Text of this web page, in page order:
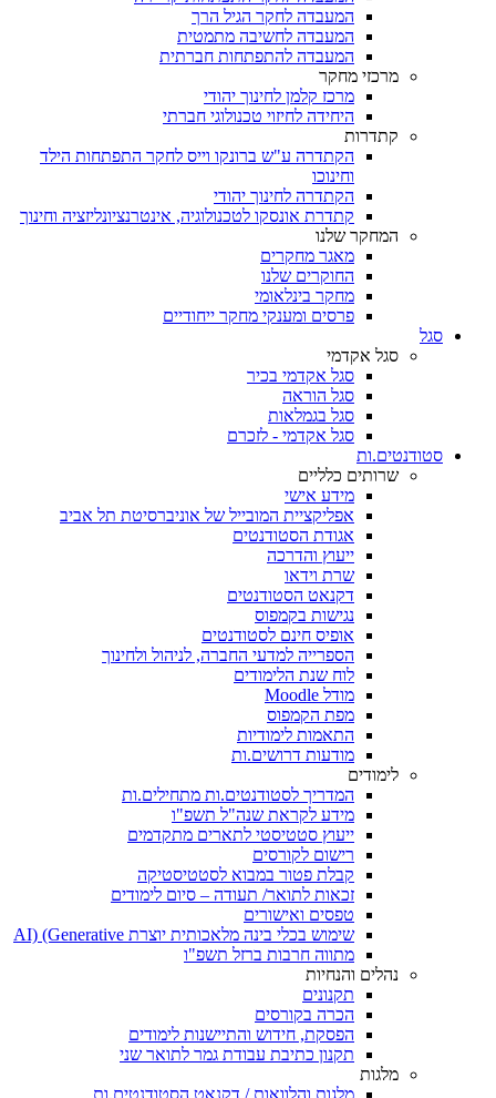
המעבדה לחקר הגיל הרך
המעבדה לחשיבה מתמטית
המעבדה להתפתחות חברתית
מרכזי מחקר
מרכז קלמן לחינוך יהודי
היחידה לחיזוי טכנולוגי חברתי
קתדרות
הקתדרה ע"ש ברונקו וייס לחקר התפתחות הילד
וחינוכו
הקתדרה לחינוך יהודי
קתדרת אונסקו לטכנולוגיה, אינטרנציונליזציה וחינוך
המחקר שלנו
מאגר מחקרים
החוקרים שלנו
מחקר בינלאומי
פרסים ומענקי מחקר ייחודיים
סגל
סגל אקדמי
סגל אקדמי בכיר
סגל הוראה
סגל בגמלאות
סגל אקדמי - לזכרם
סטודנטים.ות
שרותים כלליים
מידע אישי
אפליקציית המובייל של אוניברסיטת תל אביב
אגודת הסטודנטים
ייעוץ והדרכה
שרת וידאו
דקנאט הסטודנטים
נגישות בקמפוס
אופיס חינם לסטודנטים
הספרייה למדעי החברה, לניהול ולחינוך
לוח שנת הלימודים
מודל Moodle
מפת הקמפוס
התאמות לימודיות
מודעות דרושים.ות
לימודים
המדריך לסטודנטים.ות מתחילים.ות
מידע לקראת שנה"ל תשפ"ו
ייעוץ סטטיסטי לתארים מתקדמים
רישום לקורסים
קבלת פטור במבוא לסטטיסטיקה
זכאות לתואר/ תעודה – סיום לימודים
טפסים ואישורים
שימוש בכלי בינה מלאכותית יוצרת AI) (Generative
מתווה חרבות ברזל תשפ"ו
נהלים והנחיות
תקנונים
הכרה בקורסים
הפסקת, חידוש והתיישנות לימודים
תקנון כתיבת עבודת גמר לתואר שני
מלגות
מלגות והלוואות / דקנאט הסטודנטים.ות